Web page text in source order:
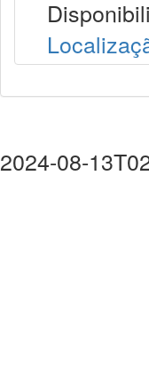
2024-08-